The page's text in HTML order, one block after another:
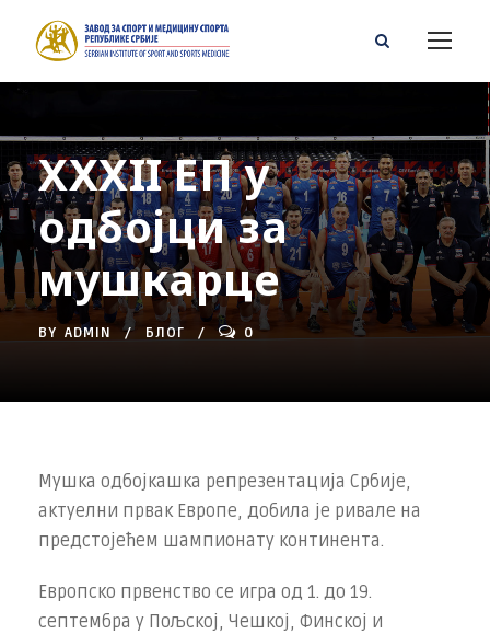
XXXII ЕП у
одбојци за
мушкарце
BY ADMIN БЛОГ 0
Мушка одбојкашка репрезентација Србије,
актуелни првак Европе, добила је ривале на
предстојећем шампионату континента.
Европско првенство се игра од 1. до 19.
септембра у Пољској, Чешкој, Финској и